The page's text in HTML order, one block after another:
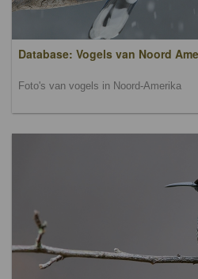
Database: Vogels van Noord
Foto's van vogels in Noord-Amerika